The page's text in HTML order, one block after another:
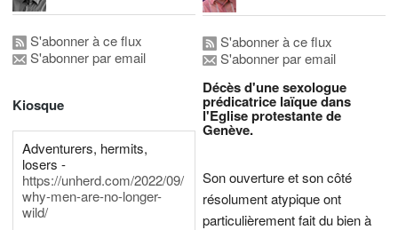
S'abonner à ce flux
S'abonner par email
Kiosque
Adventurers, hermits,
losers -
https://unherd.com/2022/09/
why-men-are-no-longer-
wild/
S'abonner à ce flux
S'abonner par email
Décès d'une sexologue
prédicatrice laïque dans
l'Eglise protestante de
Genève.
Son ouverture et son côté
résolument atypique ont
particulièrement fait du bien à